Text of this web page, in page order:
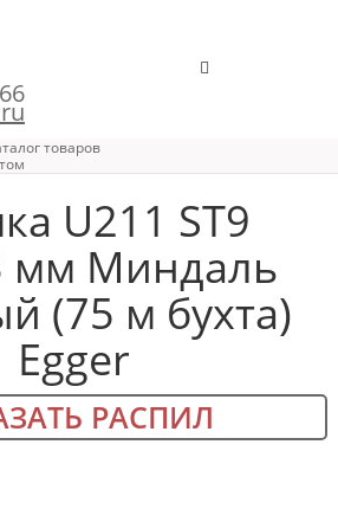
товаров
U211 ST9
мм Миндаль
(75 м бухта)
Egger
РАСПИЛ